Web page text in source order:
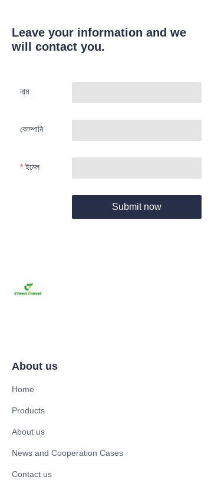
Leave your information and we
will contact you.
নাম
কোম্পানি
ইমেল
Submit now
About us
Home
Products
About us
News and Cooperation Cases
Contact us